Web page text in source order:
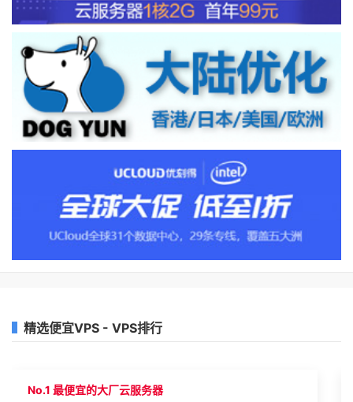
精选便宜VPS - VPS排行
No.1 最便宜的大厂云服务器